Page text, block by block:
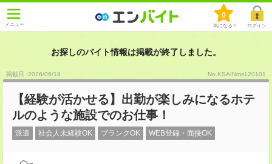
メニュー
0
気になる！ ログイン
お探しのバイト情報は掲載が終了しました。
掲載日 :2026/06/18 No.KSAINms120101
【経験が活かせる】出勤が楽しみになるホテ
ルのような施設でのお仕事！
派遣 社会人未経験OK ブランクOK WEB登録・面接OK